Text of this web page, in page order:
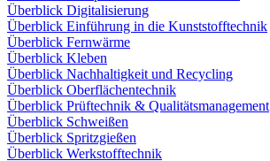
Überblick Digitalisierung
Überblick Einführung in die Kunststofftechnik
Überblick Fernwärme
Überblick Kleben
Überblick Nachhaltigkeit und Recycling
Überblick Oberflächentechnik
Überblick Prüftechnik & Qualitätsmanagement
Überblick Schweißen
Überblick Spritzgießen
Überblick Werkstofftechnik